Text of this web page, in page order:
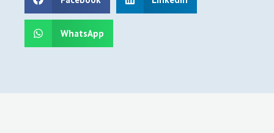
WhatsApp